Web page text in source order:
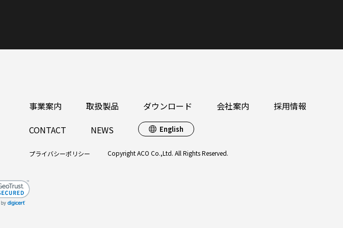
事業案内 取扱製品 ダウンロード 会社案内
採用情報
CONTACT
NEWS English
プライバシーポリシー Copyright ACO Co.,Ltd. All Rights Reserved.